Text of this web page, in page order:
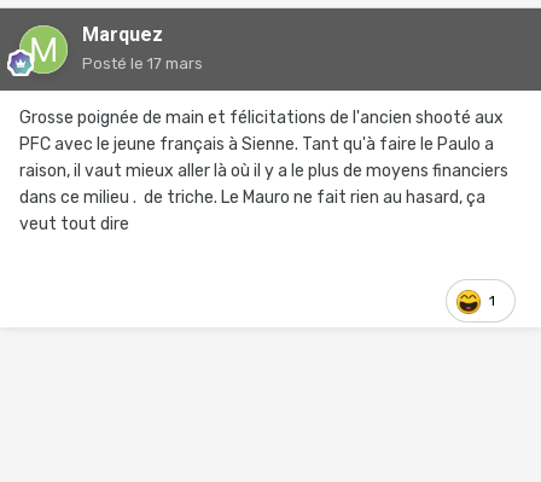
Marquez
Posté le 17 mars
Grosse poignée de main et félicitations de l'ancien shooté aux
PFC avec le jeune français à Sienne. Tant qu'à faire le Paulo a
raison, il vaut mieux aller là où il y a le plus de moyens financiers
dans ce milieu . de triche. Le Mauro ne fait rien au hasard, ça
veut tout dire
1